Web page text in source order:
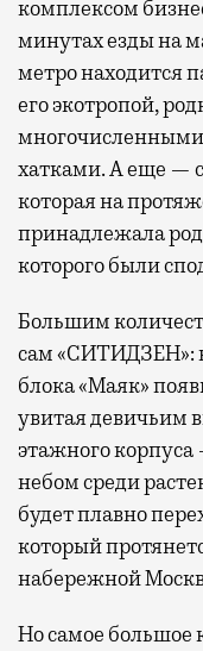
комплексом
минутах езды на
метро находится
его экотропой,
хатками. А еще —
которая на
принадлежала
которого были
Большим
сам «СИТИДЗЕН»:
блока «Маяк»
увитая девичьим
этажного
небом среди
будет плавно
который
набережной
Но самое большое